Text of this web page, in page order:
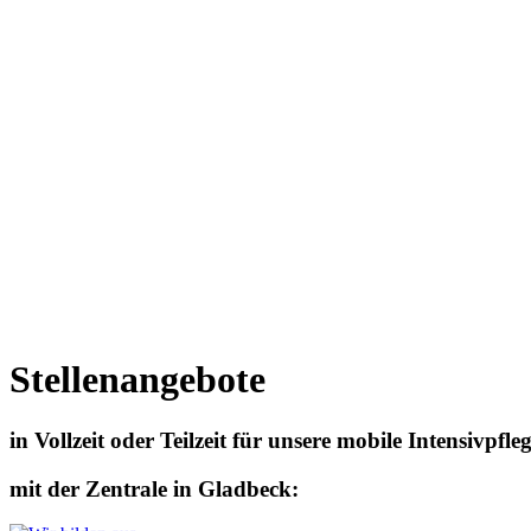
Stellenangebote
in Vollzeit oder Teilzeit für unsere mobile
mit der Zentrale in Gladbeck: